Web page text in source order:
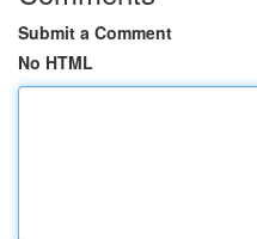
Submit a Comment
No HTML